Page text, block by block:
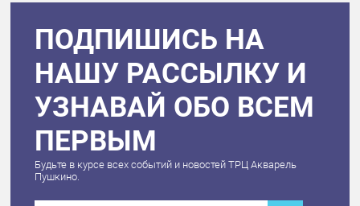
ПОДПИШИСЬ НА
НАШУ РАССЫЛКУ И
УЗНАВАЙ ОБО ВСЕМ
ПЕРВЫМ
Будьте в курсе всех событий и новостей ТРЦ Акварель
Пушкино.